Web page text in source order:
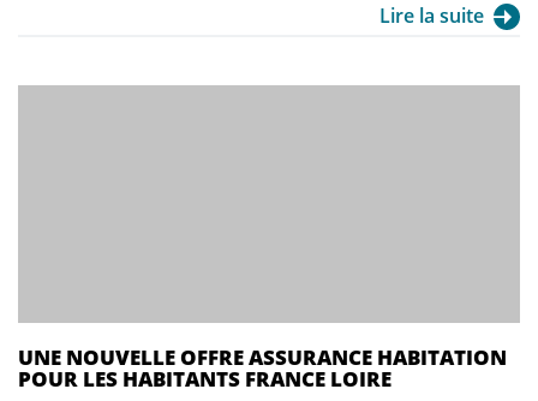
Lire la suite
UNE NOUVELLE OFFRE ASSURANCE HABITATION
POUR LES HABITANTS FRANCE LOIRE